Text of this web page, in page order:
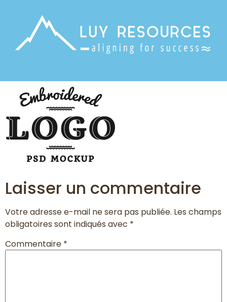
Laisser un commentaire
Votre adresse e-mail ne sera pas publiée. Les champs
obligatoires sont indiqués avec *
Commentaire *